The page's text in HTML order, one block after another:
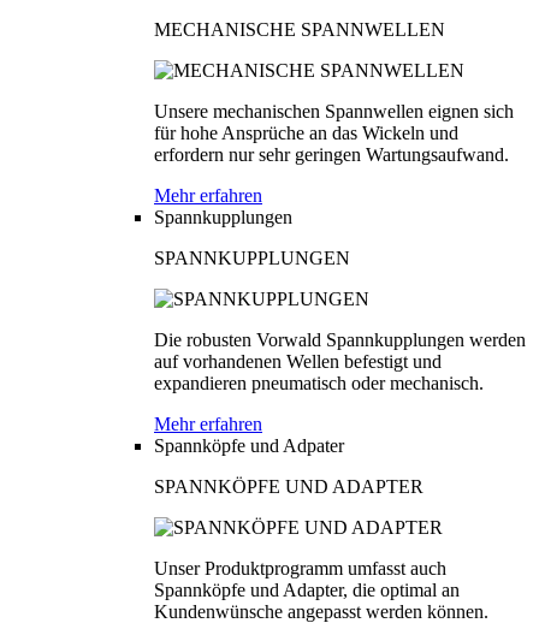
MECHANISCHE SPANNWELLEN
Unsere mechanischen Spannwellen eignen sich
für hohe Ansprüche an das Wickeln und
erfordern nur sehr geringen Wartungsaufwand.
Mehr erfahren
Spannkupplungen
SPANNKUPPLUNGEN
Die robusten Vorwald Spannkupplungen werden
auf vorhandenen Wellen befestigt und
expandieren pneumatisch oder mechanisch.
Mehr erfahren
Spannköpfe und Adpater
SPANNKÖPFE UND ADAPTER
Unser Produktprogramm umfasst auch
Spannköpfe und Adapter, die optimal an
Kundenwünsche angepasst werden können.